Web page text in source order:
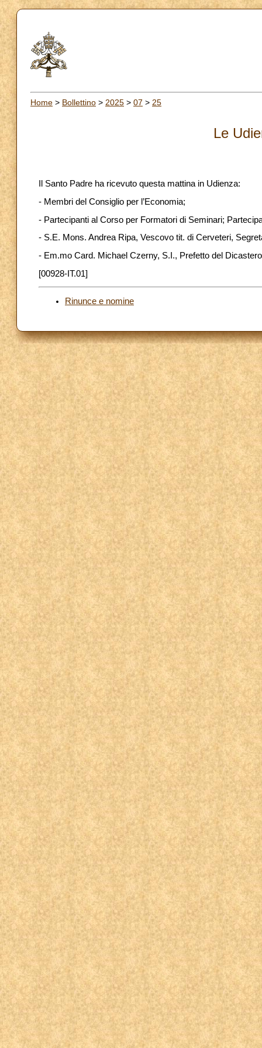
Home > Bollettino > 2025 > 07 > 25
Le
Il Santo Padre ha ricevuto questa mattina in Udienza:
- Membri del Consiglio per l’Economia;
- Partecipanti al Corso per Formatori di Seminari;
- S.E. Mons. Andrea Ripa, Vescovo tit. di Cerveteri,
- Em.mo Card. Michael Czerny, S.I., Prefetto del
[00928-IT.01]
Rinunce e nomine